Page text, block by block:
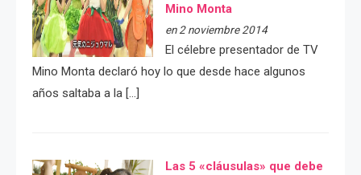
Mino Monta
en 2 noviembre 2014
El célebre presentador de TV
Mino Monta declaró hoy lo que desde hace algunos
años saltaba a la […]
Las 5 «cláusulas» que debe